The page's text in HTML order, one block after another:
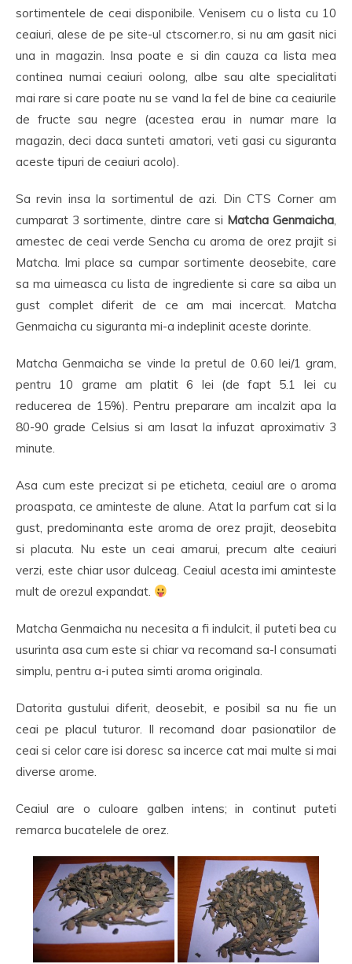
sortimentele de ceai disponibile. Venisem cu o lista cu 10
ceaiuri, alese de pe site-ul ctscorner.ro, si nu am gasit nici
una in magazin. Insa poate e si din cauza ca lista mea
continea numai ceaiuri oolong, albe sau alte specialitati
mai rare si care poate nu se vand la fel de bine ca ceaiurile
de fructe sau negre (acestea erau in numar mare la
magazin, deci daca sunteti amatori, veti gasi cu siguranta
aceste tipuri de ceaiuri acolo).
Sa revin insa la sortimentul de azi. Din CTS Corner am
cumparat 3 sortimente, dintre care si Matcha Genmaicha,
amestec de ceai verde Sencha cu aroma de orez prajit si
Matcha. Imi place sa cumpar sortimente deosebite, care
sa ma uimeasca cu lista de ingrediente si care sa aiba un
gust complet diferit de ce am mai incercat. Matcha
Genmaicha cu siguranta mi-a indeplinit aceste dorinte.
Matcha Genmaicha se vinde la pretul de 0.60 lei/1 gram,
pentru 10 grame am platit 6 lei (de fapt 5.1 lei cu
reducerea de 15%). Pentru preparare am incalzit apa la
80-90 grade Celsius si am lasat la infuzat aproximativ 3
minute.
Asa cum este precizat si pe eticheta, ceaiul are o aroma
proaspata, ce aminteste de alune. Atat la parfum cat si la
gust, predominanta este aroma de orez prajit, deosebita
si placuta. Nu este un ceai amarui, precum alte ceaiuri
verzi, este chiar usor dulceag. Ceaiul acesta imi aminteste
mult de orezul expandat.
Matcha Genmaicha nu necesita a fi indulcit, il puteti bea cu
usurinta asa cum este si chiar va recomand sa-l consumati
simplu, pentru a-i putea simti aroma originala.
Datorita gustului diferit, deosebit, e posibil sa nu fie un
ceai pe placul tuturor. Il recomand doar pasionatilor de
ceai si celor care isi doresc sa incerce cat mai multe si mai
diverse arome.
Ceaiul are o culoare galben intens; in continut puteti
remarca bucatelele de orez.